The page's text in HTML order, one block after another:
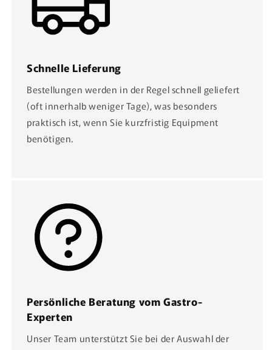
Schnelle Lieferung
Bestellungen werden in der Regel schnell geliefert
(oft innerhalb weniger Tage), was besonders
praktisch ist, wenn Sie kurzfristig Equipment
benötigen.
Persönliche Beratung vom Gastro-
Experten
Unser Team unterstützt Sie bei der Auswahl der